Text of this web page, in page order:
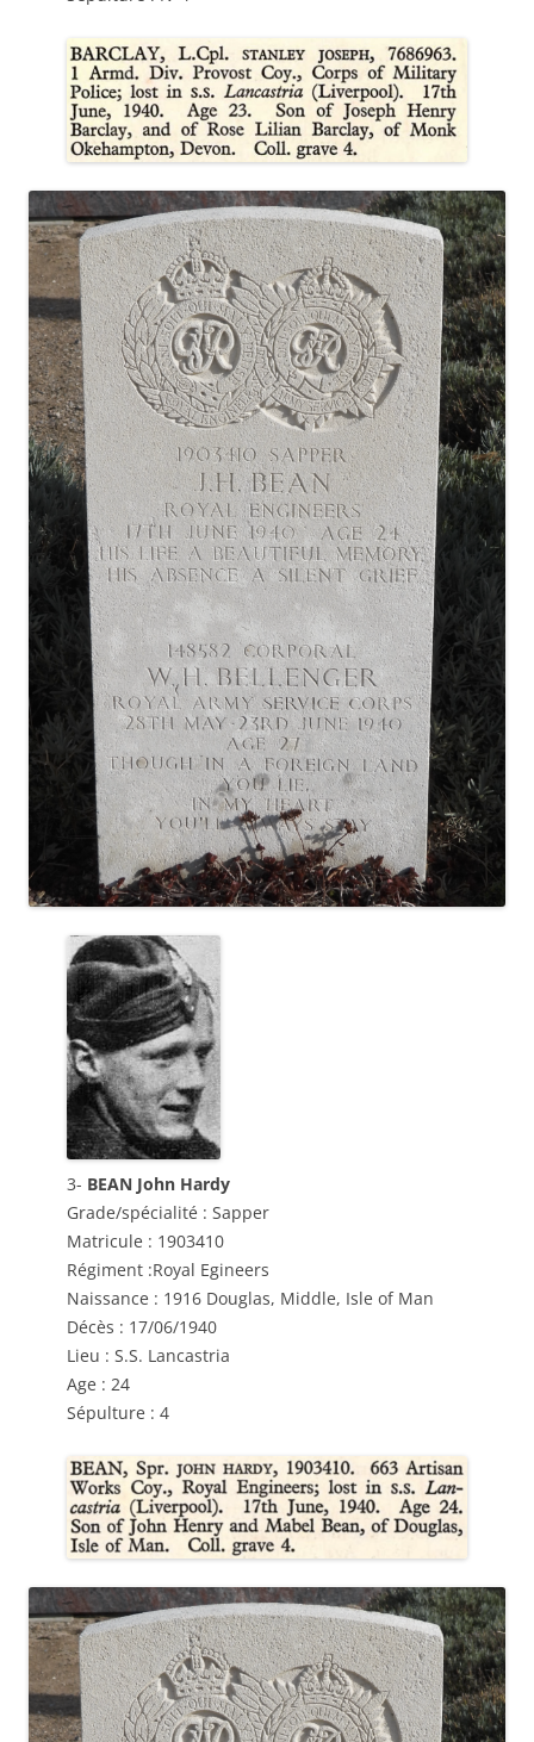
3- BEAN John Hardy
Grade/spécialité : Sapper
Matricule : 1903410
Régiment :Royal Egineers
Naissance : 1916 Douglas, Middle, Isle of Man
Décès : 17/06/1940
Lieu : S.S. Lancastria
Age : 24
Sépulture : 4